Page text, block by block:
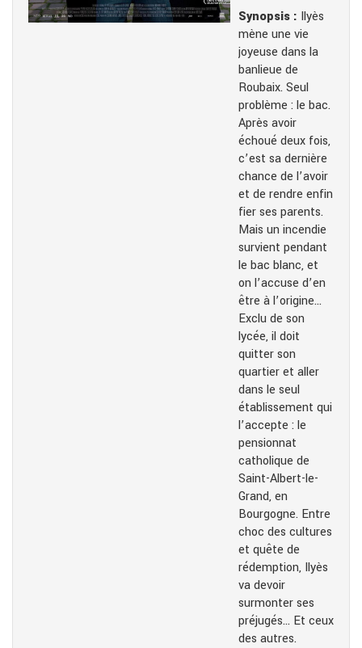
Synopsis : Ilyès
mène une vie
joyeuse dans la
banlieue de
Roubaix. Seul
problème : le bac.
Après avoir
échoué deux fois,
c’est sa dernière
chance de l’avoir
et de rendre enfin
fier ses parents.
Mais un incendie
survient pendant
le bac blanc, et
on l’accuse d’en
être à l’origine…
Exclu de son
lycée, il doit
quitter son
quartier et aller
dans le seul
établissement qui
l’accepte : le
pensionnat
catholique de
Saint-Albert-le-
Grand, en
Bourgogne. Entre
choc des cultures
et quête de
rédemption, Ilyès
va devoir
surmonter ses
préjugés… Et ceux
des autres.